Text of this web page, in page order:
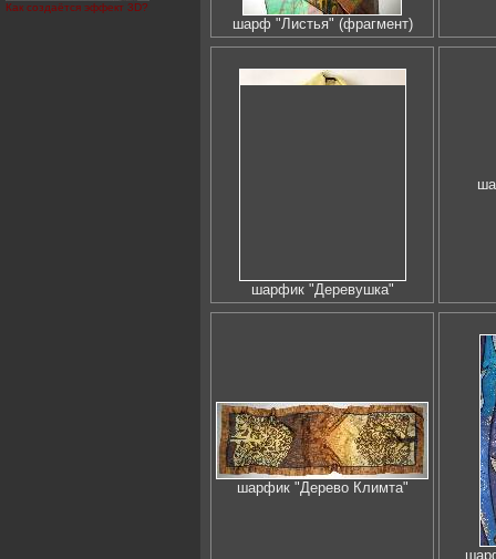
Как создаётся эффект 3D?
шарф "Листья" (фрагмент)
шарфик "Деревушка"
шарфик "Дерево Климта"